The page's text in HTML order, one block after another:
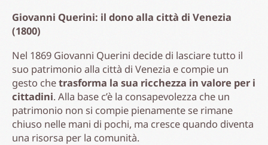
Giovanni Querini: il dono alla città di Venezia
(1800)
Nel 1869 Giovanni Querini decide di lasciare tutto il
suo patrimonio alla città di Venezia e compie un
gesto chetrasforma la sua ricchezza in valore per i
cittadini. Alla base c’è la consapevolezza che un
patrimonio non si compie pienamente se rimane
chiuso nelle mani di pochi, ma cresce quando diventa
una risorsa per la comunità.